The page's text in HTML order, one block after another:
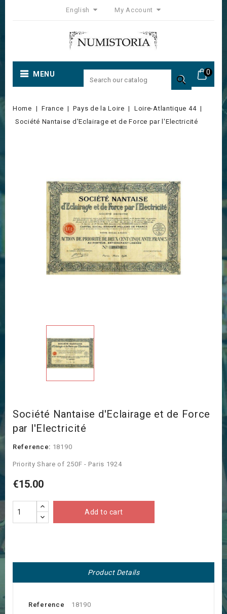
English My Account
0
MENU 
Home France Pays de la Loire
Loire-Atlantique 44
Société Nantaise d'Eclairage et de Force par l'Electricité
Société Nantaise d'Eclairage et de Force
par l'Electricité
Reference: 18190
Priority Share of 250F - Paris 1924
€15.00
Add to cart
Product Details
Reference 18190